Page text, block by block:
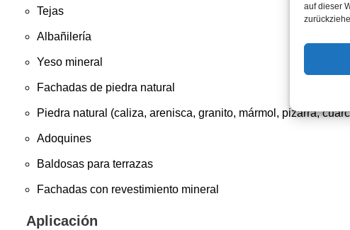
auf dieser
Tejas
Albañilería
Yeso mineral
Fachadas de piedra natural
Piedra natural (caliza, arenisca, granito, mármol, pizarra,
Adoquines
Baldosas para terrazas
Fachadas con revestimiento mineral
Aplicación